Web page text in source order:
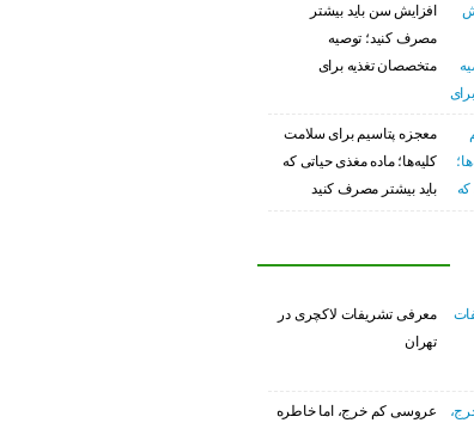
افزایش سن باید بیشتر
مصرف کنید؛ توصیه
متخصصان تغذیه برای
معجزه پتاسیم برای سلامت
کلیه‌ها؛ ماده مغذی حیاتی که
باید بیشتر مصرف کنید
معرفی تشریفات لاکچری در
تهران
عروسی کم خرج، اما خاطره